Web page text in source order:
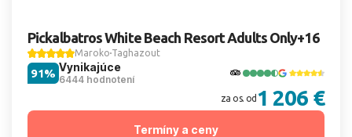
Pickalbatros White Beach Resort Adults Only+16
Maroko Taghazout
Vynikajúce
6444 hodnotení
91%
za os. od 1 206 €
Termíny a ceny